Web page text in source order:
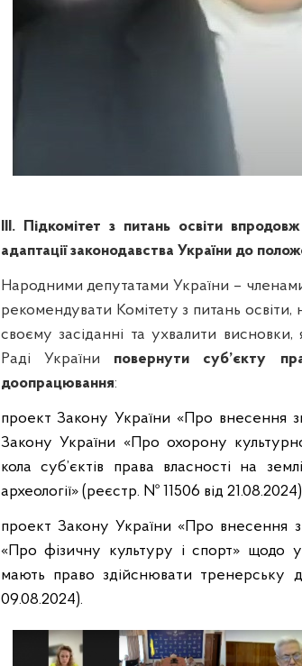
ІІІ. Підкомітет з питань освіти
адаптації законодавства України до
Народними депутатами України –
рекомендувати Комітету з питань
своєму засіданні та ухвалити
Раді України повернути суб’єкту
доопрацювання:
проект Закону України «Про внесення
Закону України «Про охорону
кола суб’єктів права власності на
археології» (реєстр. № 11506 від
проект Закону України «Про внесення
«Про фізичну культуру і спорт» щодо
мають право здійснювати тренерську
09.08.2024).